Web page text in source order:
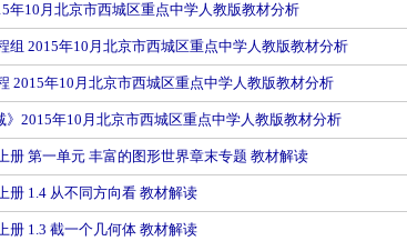
年10月北京市西城区重点中学人教版教材分析
组 2015年10月北京市西城区重点中学人教版教材分析
2015年10月北京市西城区重点中学人教版教材分析
》2015年10月北京市西城区重点中学人教版教材分析
册 第一单元 丰富的图形世界章末专题 教材解读
册 1.4 从不同方向看 教材解读
册 1.3 截一个几何体 教材解读